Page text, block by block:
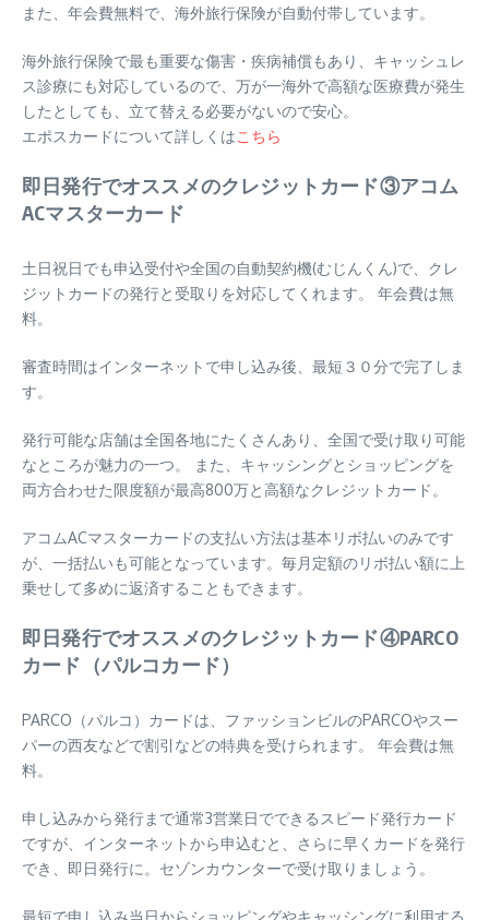
また、年会費無料で、海外旅行保険が自動付帯しています。
海外旅行保険で最も重要な傷害・疾病補償もあり、キャッシュレ
ス診療にも対応しているので、万が一海外で高額な医療費が発生
したとしても、立て替える必要がないので安心。
エポスカードについて詳しくはこちら
即日発行でオススメのクレジットカード③アコム
ACマスターカード
土日祝日でも申込受付や全国の自動契約機(むじんくん)で、クレ
ジットカードの発行と受取りを対応してくれます。 年会費は無
料。
審査時間はインターネットで申し込み後、最短３０分で完了しま
す。
発行可能な店舗は全国各地にたくさんあり、全国で受け取り可能
なところが魅力の一つ。 また、キャッシングとショッピングを
両方合わせた限度額が最高800万と高額なクレジットカード。
アコムACマスターカードの支払い方法は基本リボ払いのみです
が、一括払いも可能となっています。毎月定額のリボ払い額に上
乗せして多めに返済することもできます。
即日発行でオススメのクレジットカード④PARCO
カード（パルコカード）
PARCO（パルコ）カードは、ファッションビルのPARCOやスー
パーの西友などで割引などの特典を受けられます。 年会費は無
料。
申し込みから発行まで通常3営業日でできるスピード発行カード
ですが、インターネットから申込むと、さらに早くカードを発行
でき、即日発行に。セゾンカウンターで受け取りましょう。
最短で申し込み当日からショッピングやキャッシングに利用する